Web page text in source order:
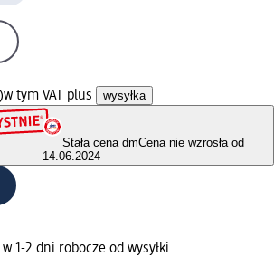
w tym VAT plus wysyłka
Stała cena dmCena nie wzrosła od
14.06.2024
1-2 dni robocze od wysyłki